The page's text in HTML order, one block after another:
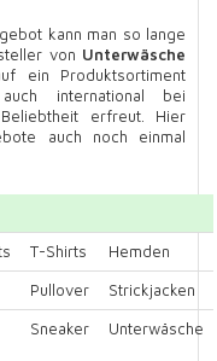
kann man so lange
von Unterwäsche
ein Produktsortiment
international bei
erfreut. Hier
auch noch einmal
T-Shirts
Hemden
Pullover
Strickjacken
Sneaker Unterwäsche